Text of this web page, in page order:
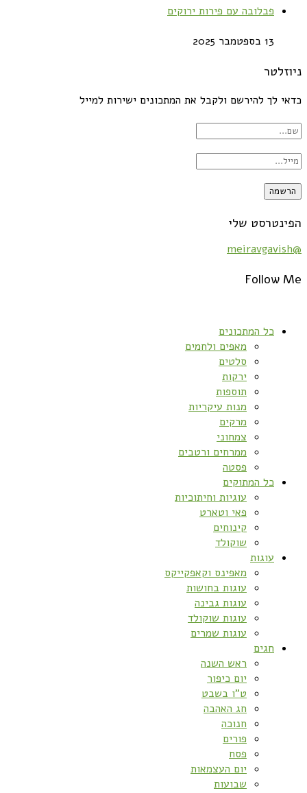
פבלובה עם פירות ירוקים
13 בספטמבר 2025
ניוזלטר
כדאי לך להירשם ולקבל את המתכונים ישירות למייל
הפינטרסט שלי
@meiravgavish
Follow Me
כל המתכונים
מאפים ולחמים
סלטים
ירקות
תוספות
מנות עיקריות
מרקים
צמחוני
ממרחים ורטבים
פסטה
כל המתוקים
עוגיות וחיתוכיות
פאי וטארט
קינוחים
שוקולד
עוגות
מאפינס וקאפקייקס
עוגות בחושות
עוגות גבינה
עוגות שוקולד
עוגות שמרים
חגים
ראש השנה
יום כיפור
ט”ו בשבט
חג האהבה
חנוכה
פורים
פסח
יום העצמאות
שבועות